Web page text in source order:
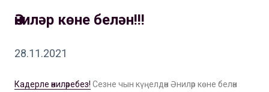
Әниләр көне белән!!!
28.11.2021
Кадерле әниләребез! Сезне чын күңелдән Әниләр көне белән